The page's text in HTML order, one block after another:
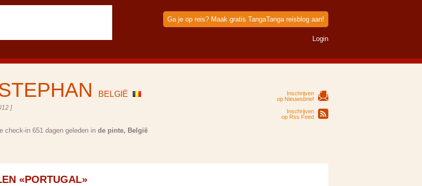
Ga je op reis? Maak gratis TangaTanga reisblog aan!
Login
BELGIË
]
check-in 651 dagen geleden in de pinte, België
Inschrijven
op Nieuwsbrief
Inschrijven
op Rss Feed
«PORTUGAL»